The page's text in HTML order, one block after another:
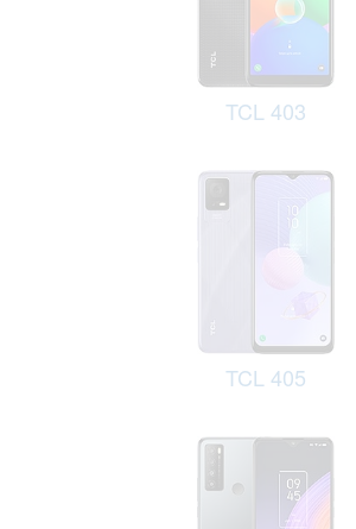
TCL 403
TCL 405